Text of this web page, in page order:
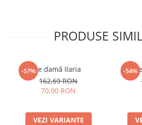
PRODUSE
-57%Ie damă Ilaria
162,69 RON
70,00 RON
VEZI VARIANTE
-54%